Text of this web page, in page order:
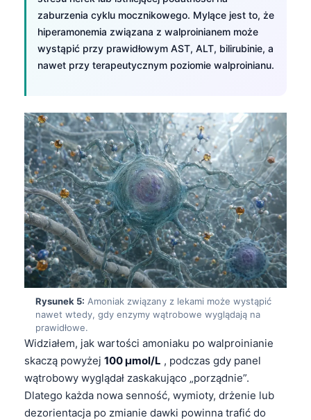
zaburzenia cyklu mocznikowego. Mylące jest to, że
hiperamonemia związana z walproinianem może
wystąpić przy prawidłowym AST, ALT, bilirubinie, a
nawet przy terapeutycznym poziomie walproinianu.
Rysunek 5: Amoniak związany z lekami może wystąpić
nawet wtedy, gdy enzymy wątrobowe wyglądają na
prawidłowe.
Widziałem, jak wartości amoniaku po walproinianie
skaczą powyżej 100 µmol/L , podczas gdy panel
wątrobowy wyglądał zaskakująco „porządnie”.
Dlatego każda nowa senność, wymioty, drżenie lub
dezorientacja po zmianie dawki powinna trafić do